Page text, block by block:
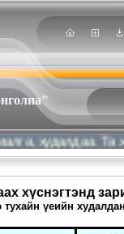
худалдаа. Та
хүснэгтэнд
тухайн үеийн